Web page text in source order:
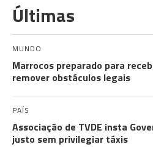
Últimas
MUNDO
Marrocos preparado para
remover obstáculos legais
PAÍS
Associação de TVDE insta
justo sem privilegiar táxis